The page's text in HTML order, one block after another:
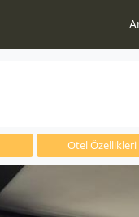
Otel Özellikleri